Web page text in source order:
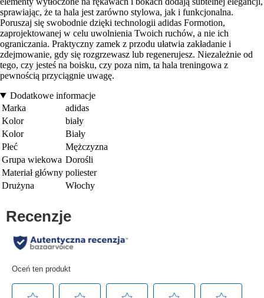
sprawiając, że ta hala jest zarówno stylowa, jak i funkcjonalna.
Poruszaj się swobodnie dzięki technologii adidas Formotion,
zaprojektowanej w celu uwolnienia Twoich ruchów, a nie ich
ograniczania. Praktyczny zamek z przodu ułatwia zakładanie i
zdejmowanie, gdy się rozgrzewasz lub regenerujesz. Niezależnie od
tego, czy jesteś na boisku, czy poza nim, ta hala treningowa z
pewnością przyciągnie uwagę.
Dodatkowe informacje
Marka
adidas
Kolor
biały
Kolor
Biały
Płeć
Mężczyzna
Grupa wiekowa Dorośli
Materiał główny poliester
Drużyna
Włochy